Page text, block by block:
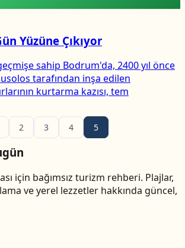
Yüzüne Çıkıyor
sahip Bodrum'da, 2400 yıl önce
tarafından inşa edilen
kurtarma kazısı, tem
2 3 4 5
için bağımsız turizm rehberi. Plajlar,
ve yerel lezzetler hakkında güncel,